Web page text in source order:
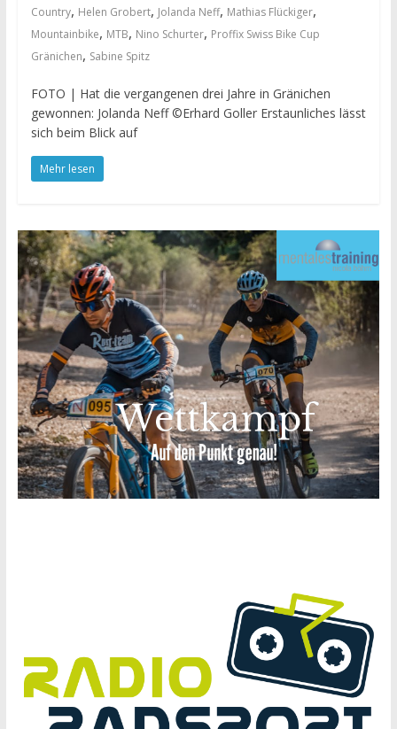
Country, Helen Grobert, Jolanda Neff, Mathias Flückiger,
Mountainbike, MTB, Nino Schurter, Proffix Swiss Bike Cup
Gränichen, Sabine Spitz
FOTO | Hat die vergangenen drei Jahre in Gränichen
gewonnen: Jolanda Neff ©Erhard Goller Erstaunliches lässt
sich beim Blick auf
Mehr lesen